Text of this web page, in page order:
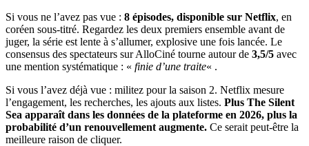
Si vous ne l’avez pas vue : 8 épisodes, disponible sur Netflix, en
coréen sous-titré. Regardez les deux premiers ensemble avant de
juger, la série est lente à s’allumer, explosive une fois lancée. Le
consensus des spectateurs sur AlloCiné tourne autour de 3,5/5 avec
une mention systématique : « finie d’une traite« .
Si vous l’avez déjà vue : militez pour la saison 2. Netflix mesure
l’engagement, les recherches, les ajouts aux listes. Plus The Silent
Sea apparaît dans les données de la plateforme en 2026, plus la
probabilité d’un renouvellement augmente. Ce serait peut-être la
meilleure raison de cliquer.